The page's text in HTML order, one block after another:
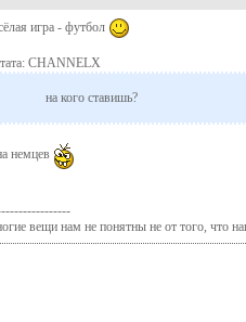
игра - футбол
CHANNELX
на кого ставишь?
немцев
вещи нам не понятны не от того, что